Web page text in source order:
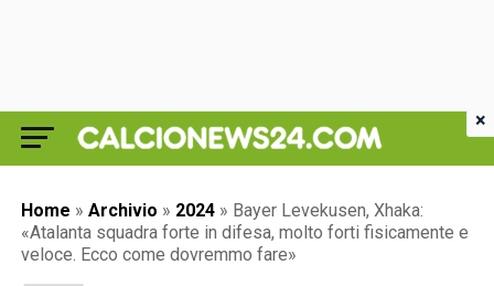
Home » Archivio » 2024 » Bayer Levekusen, Xhaka:
«Atalanta squadra forte in difesa, molto forti fisicamente e
veloce. Ecco come dovremmo fare»
×